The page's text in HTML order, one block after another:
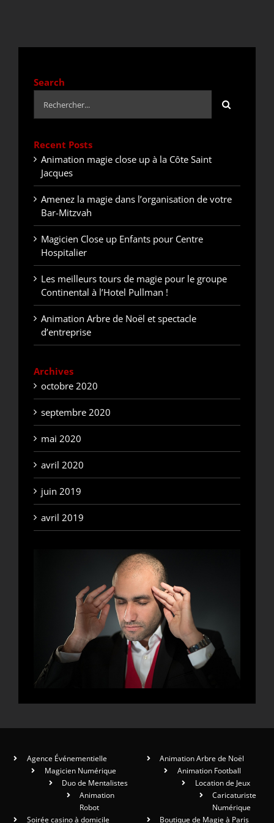
ACTUALITÉS
Search
Recent Posts
Animation magie close up à la Côte Saint
Jacques
Amenez la magie dans l’organisation de votre
Bar-Mitzvah
Magicien Close up Enfants pour Centre
Hospitalier
Les meilleurs tours de magie pour le groupe
Continental à l’Hotel Pullman !
Animation Arbre de Noël et spectacle
d’entreprise
Archives
octobre 2020
septembre 2020
mai 2020
avril 2020
juin 2019
avril 2019
Agence Événementielle
Magicien Numérique
Duo de Mentalistes
Animation
Robot
Soirée casino à domicile
Animation Arbre de Noël
Animation Football
Location de Jeux
Caricaturiste
Numérique
Boutique de Magie à Paris